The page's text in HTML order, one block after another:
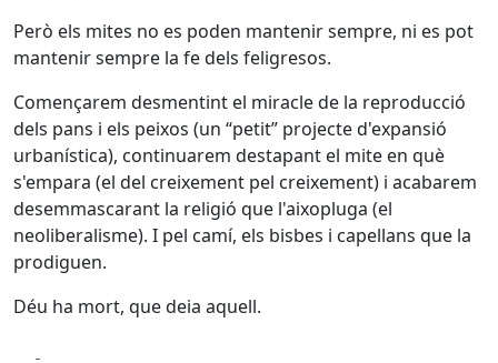
Però els mites no es poden mantenir sempre, ni es pot
mantenir sempre la fe dels feligresos.
Començarem desmentint el miracle de la reproducció
dels pans i els peixos (un “petit” projecte d'expansió
urbanística), continuarem destapant el mite en què
s'empara (el del creixement pel creixement) i acabarem
desemmascarant la religió que l'aixopluga (el
neoliberalisme). I pel camí, els bisbes i capellans que la
prodiguen.
Déu ha mort, que deia aquell.